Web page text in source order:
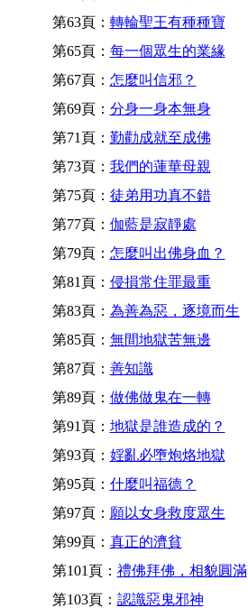
第63頁： 轉輪聖王有種種寶
第65頁： 每一個眾生的業緣
第67頁： 怎麼叫信邪？
第69頁： 分身一身本無身
第71頁： 勤勸成就至成佛
第73頁： 我們的蓮華母親
第75頁： 徒弟用功真不錯
第77頁： 伽藍是寂靜處
第79頁： 怎麼叫出佛身血？
第81頁： 侵損常住罪最重
第83頁： 為善為惡，逐境而生
第85頁： 無間地獄苦無邊
第87頁： 善知識
第89頁： 做佛做鬼在一轉
第91頁： 地獄是誰造成的？
第93頁： 婬亂必墮炮烙地獄
第95頁： 什麼叫福德？
第97頁： 願以女身救度眾生
第99頁： 真正的濟貧
第101頁： 禮佛拜佛，相貌圓滿
第103頁： 認識惡鬼邪神